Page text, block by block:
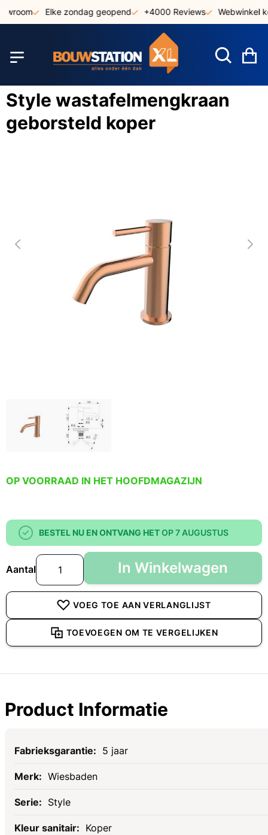
Elke zondag geopend +4000 Reviews Webwinkel
Style wastafelmengkraan
geborsteld koper
OP VOORRAAD IN HET HOOFDMAGAZIJN
BESTEL NU EN ONTVANG HETOP 7 AUGUSTUS
Aantal In Winkelwagen
VOEG TOE AAN VERLANGLIJST
TOEVOEGEN OM TE VERGELIJKEN
Product Informatie
Specificaties
5 jaar
Wiesbaden
Style
Koper